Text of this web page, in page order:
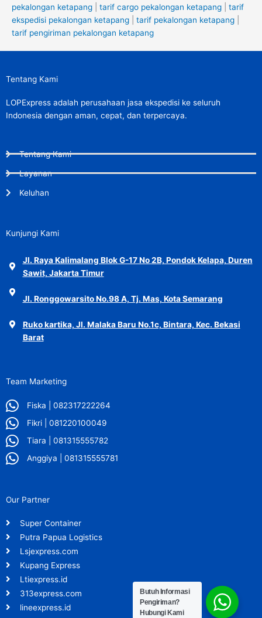
pekalongan ketapang
tarif cargo pekalongan ketapang
tarif
ekspedisi pekalongan ketapang
tarif pekalongan ketapang
tarif pengiriman pekalongan ketapang
Tentang Kami
LOPExpress adalah perusahaan jasa ekspedisi ke seluruh
Indonesia dengan aman, cepat, dan terpercaya.
Tentang Kami
Layanan
Keluhan
Kunjungi Kami
Jl. Raya Kalimalang Blok G-17 No 2B, Pondok Kelapa, Duren
Sawit, Jakarta Timur
Jl. Ronggowarsito No.98 A, Tj. Mas, Kota Semarang
Ruko kartika, Jl. Malaka Baru No.1c, Bintara, Kec. Bekasi
Barat
Team Marketing
Fiska | 082317222264
Fikri | 081220100049
Tiara | 081315555782
Anggiya | 081315555781
Our Partner
Super Container
Putra Papua Logistics
Lsjexpress.com
Kupang Express
Ltiexpress.id
313express.com
lineexpress.id
Butuh Informasi
Pengiriman?
Hubungi Kami